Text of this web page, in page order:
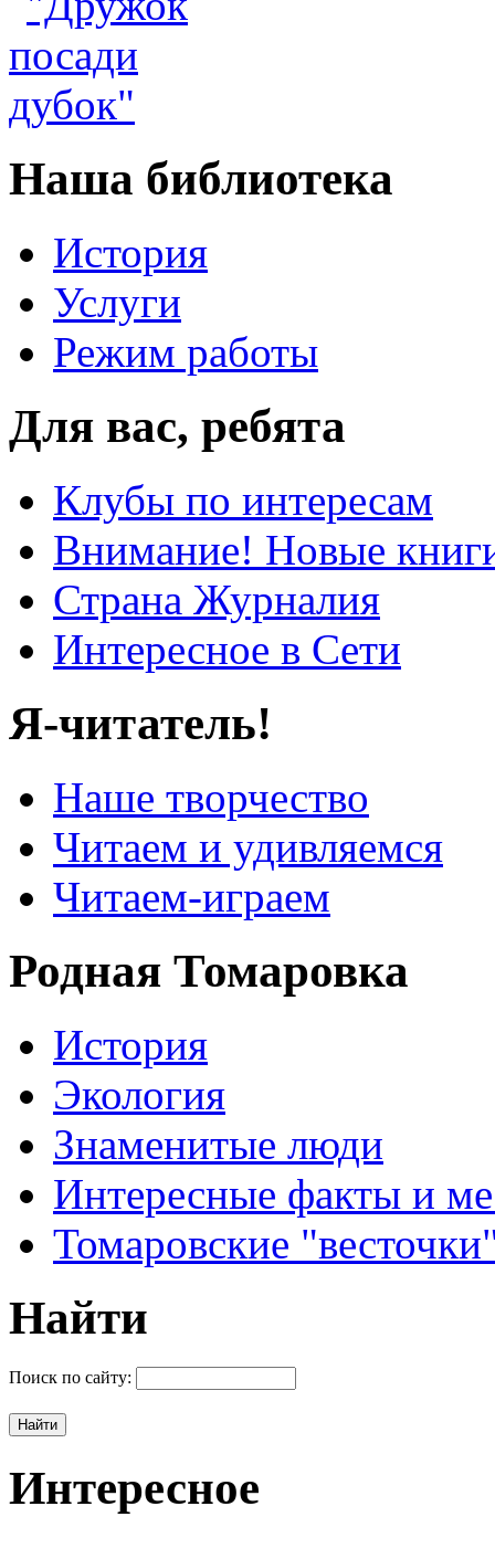
Наша библиотека
История
Услуги
Режим работы
Для вас, ребята
Клубы по интересам
Внимание! Новые
Страна Журналия
Интересное в Сети
Я-читатель!
Наше творчество
Читаем и удивляемся
Читаем-играем
Родная Томаровка
История
Экология
Знаменитые люди
Интересные факты и
Томаровские
Найти
Поиск по сайту:
Интересное